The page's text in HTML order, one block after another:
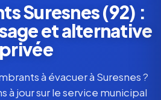
Suresnes (92) :
et alternative
privée
à évacuer à Suresnes ?
à jour sur le service municipal